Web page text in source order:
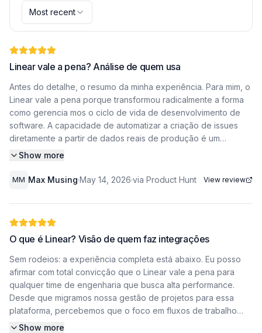
Most recent
Linear vale a pena? Análise de quem usa
Antes do detalhe, o resumo da minha experiência. Para mim, o
Linear vale a pena porque transformou radicalmente a forma
como gerencia mos o ciclo de vida de desenvolvimento de
software. A capacidade de automatizar a criação de issues
diretamente a partir de dados reais de produção é um
diferencial competitivo enorme. Ao integrar o Linear MCP com
momento em que ocorrem, garantindo que nossa equipe de
automação de issues no Linear impulsiona nossa
estética, embora a interface seja incrivelmente rápida e
intuitiva.
O verdadeiro valor que encontramos está na automação
profunda. Quando utilizamos o Linear MCP para conectar
nossa infraestrutura ao agente do Basedash, criamos um
pipeline automatizado que transforma relatórios de erros
técnicos em tarefas acionáveis no nosso back log. Isso elimina
a fricção manual de ter que copiar e colar logs ou descrever
Show more
MM Max Musing·May 14, 2026·via Product Hunt View review
O que é Linear? Visão de quem faz integrações
Sem rodeios: a experiência completa está abaixo. Eu posso
afirmar com total convicção que o Linear vale a pena para
qualquer time de engenharia que busca alta performance.
Desde que migramos nossa gestão de projetos para essa
plataforma, percebemos que o foco em fluxos de trabalho
impulsionados por inteligência artificial e a integração
Show more